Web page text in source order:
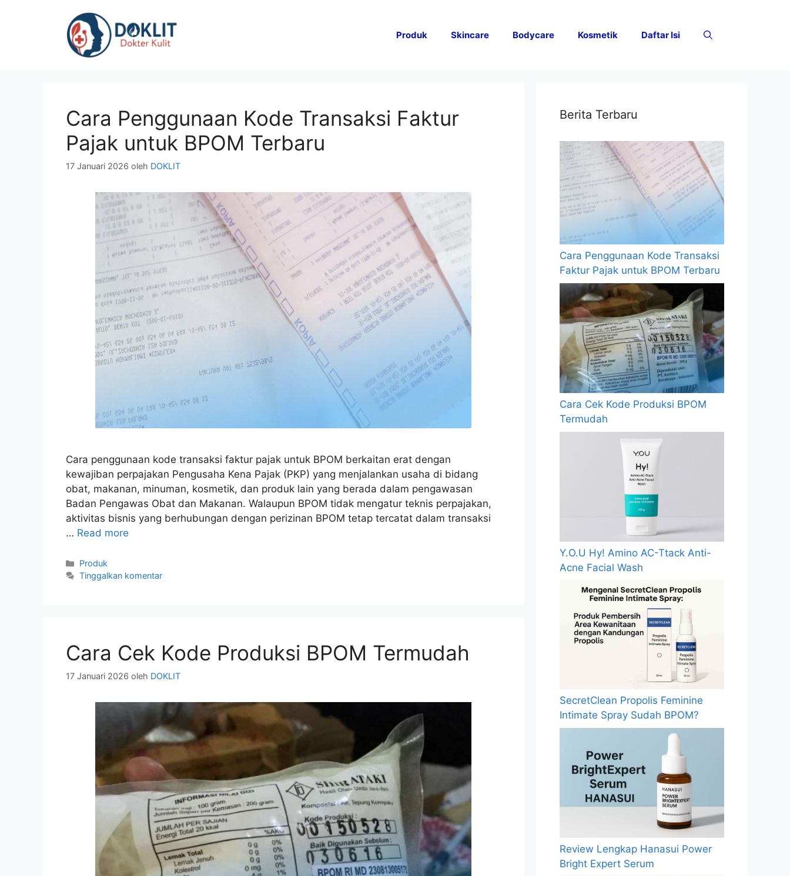
Produk Skincare Bodycare Kosmetik Daftar Isi
Cara Penggunaan Kode Transaksi Faktur
Pajak untuk BPOM Terbaru
17 Januari 2026 oleh DOKLIT
Cara penggunaan kode transaksi faktur pajak untuk BPOM berkaitan erat dengan
kewajiban perpajakan Pengusaha Kena Pajak (PKP) yang menjalankan usaha di bidang
obat, makanan, minuman, kosmetik, dan produk lain yang berada dalam pengawasan
Badan Pengawas Obat dan Makanan. Walaupun BPOM tidak mengatur teknis perpajakan,
aktivitas bisnis yang berhubungan dengan perizinan BPOM tetap tercatat dalam transaksi
… Read more
Kategori
Produk
Tinggalkan komentar
Cara Cek Kode Produksi BPOM Termudah
17 Januari 2026 oleh DOKLIT
Berita Terbaru
Cara Penggunaan Kode Transaksi
Faktur Pajak untuk BPOM Terbaru
Cara Cek Kode Produksi BPOM
Termudah
Y.O.U Hy! Amino AC-Ttack Anti-
Acne Facial Wash
SecretClean Propolis Feminine
Intimate Spray Sudah BPOM?
Review Lengkap Hanasui Power
Bright Expert Serum